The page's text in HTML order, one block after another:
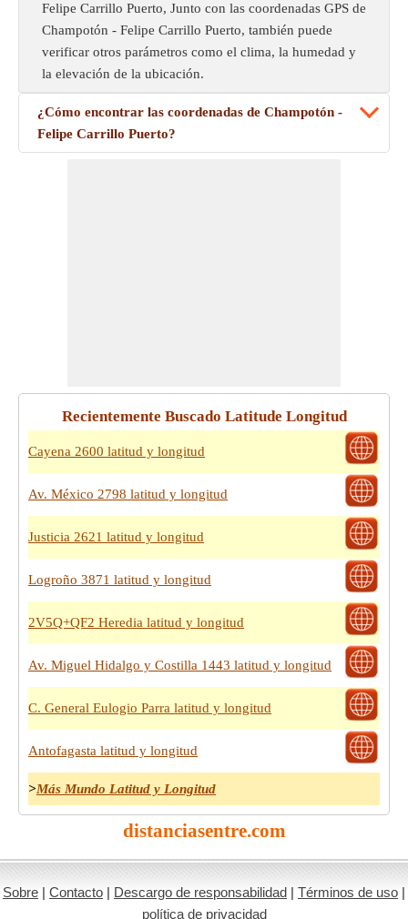
Felipe Carrillo Puerto, Junto con las coordenadas GPS de
Champotón - Felipe Carrillo Puerto, también puede
verificar otros parámetros como el clima, la humedad y
la elevación de la ubicación.
¿Cómo encontrar las coordenadas de Champotón -
Felipe Carrillo Puerto?
Recientemente Buscado Latitude Longitud
Cayena 2600 latitud y longitud
Av. México 2798 latitud y longitud
Justicia 2621 latitud y longitud
Logroño 3871 latitud y longitud
2V5Q+QF2 Heredia latitud y longitud
Av. Miguel Hidalgo y Costilla 1443 latitud y longitud
C. General Eulogio Parra latitud y longitud
Antofagasta latitud y longitud
>Más Mundo Latitud y Longitud
distanciasentre.com
Sobre | Contacto | Descargo de responsabilidad | Términos de uso |
política de privacidad